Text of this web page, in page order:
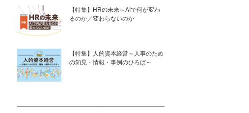
【特集】HRの未来～AIで何が変わ
るのか／変わらないのか
【特集】人的資本経営～人事のため
の知見・情報・事例のひろば～